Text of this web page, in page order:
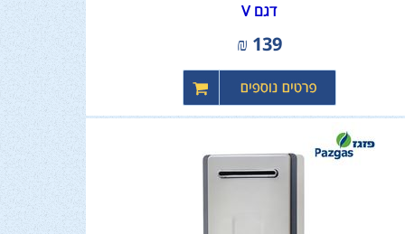
דגם V
139
₪